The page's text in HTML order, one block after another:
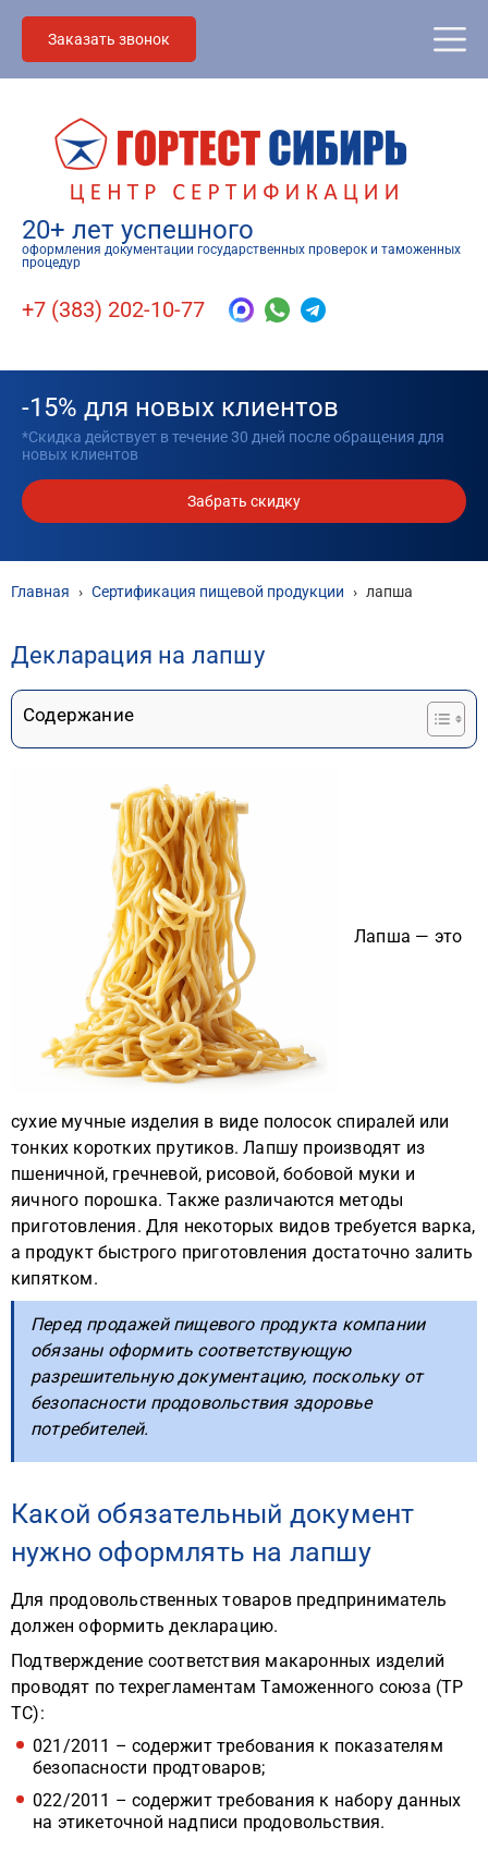
Заказать звонок
20+ лет успешного
оформления документации государственных проверок и таможенных
процедур
+7 (383) 202-10-77
-15% для новых клиентов
*Скидка действует в течение 30 дней после обращения для
новых клиентов
Забрать скидку
Главная › Сертификация пищевой продукции › лапша
Декларация на лапшу
Содержание
Лапша — это
сухие мучные изделия в виде полосок спиралей или
тонких коротких прутиков. Лапшу производят из
пшеничной, гречневой, рисовой, бобовой муки и
яичного порошка. Также различаются методы
приготовления. Для некоторых видов требуется варка,
а продукт быстрого приготовления достаточно залить
кипятком.
Перед продажей пищевого продукта компании
обязаны оформить соответствующую
разрешительную документацию, поскольку от
безопасности продовольствия здоровье
потребителей.
Какой обязательный документ
нужно оформлять на лапшу
Для продовольственных товаров предприниматель
должен оформить декларацию.
Подтверждение соответствия макаронных изделий
проводят по техрегламентам Таможенного союза (ТР
ТС):
021/2011 – содержит требования к показателям
безопасности продтоваров;
022/2011 – содержит требования к набору данных
на этикеточной надписи продовольствия.